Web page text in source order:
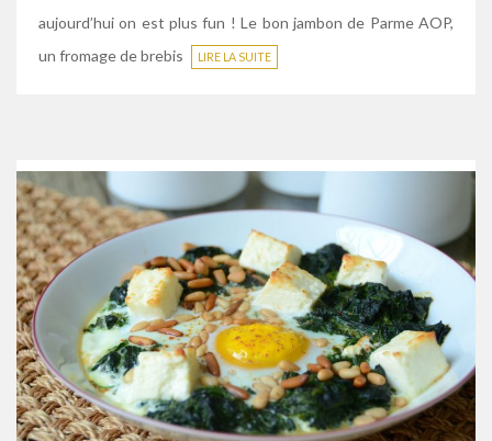
aujourd’hui on est plus fun ! Le bon jambon de Parme AOP,
un fromage de brebis
LIRE LA SUITE